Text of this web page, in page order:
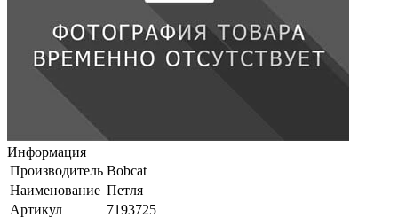
Информация
Производитель Bobcat
Наименование Петля
Артикул
7193725